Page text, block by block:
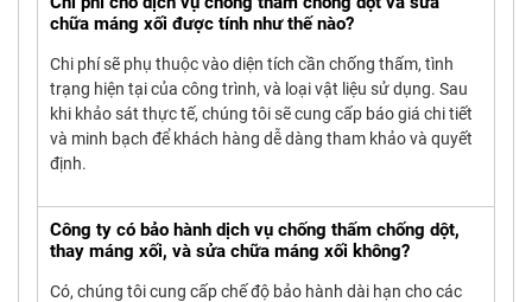
chữa máng xối được tính như thế nào?
Chi phí sẽ phụ thuộc vào diện tích cần chống thấm, tình
trạng hiện tại của công trình, và loại vật liệu sử dụng. Sau
khi khảo sát thực tế, chúng tôi sẽ cung cấp báo giá chi tiết
và minh bạch để khách hàng dễ dàng tham khảo và quyết
định.
Công ty có bảo hành dịch vụ chống thấm chống dột,
thay máng xối, và sửa chữa máng xối không?
Có, chúng tôi cung cấp chế độ bảo hành dài hạn cho các